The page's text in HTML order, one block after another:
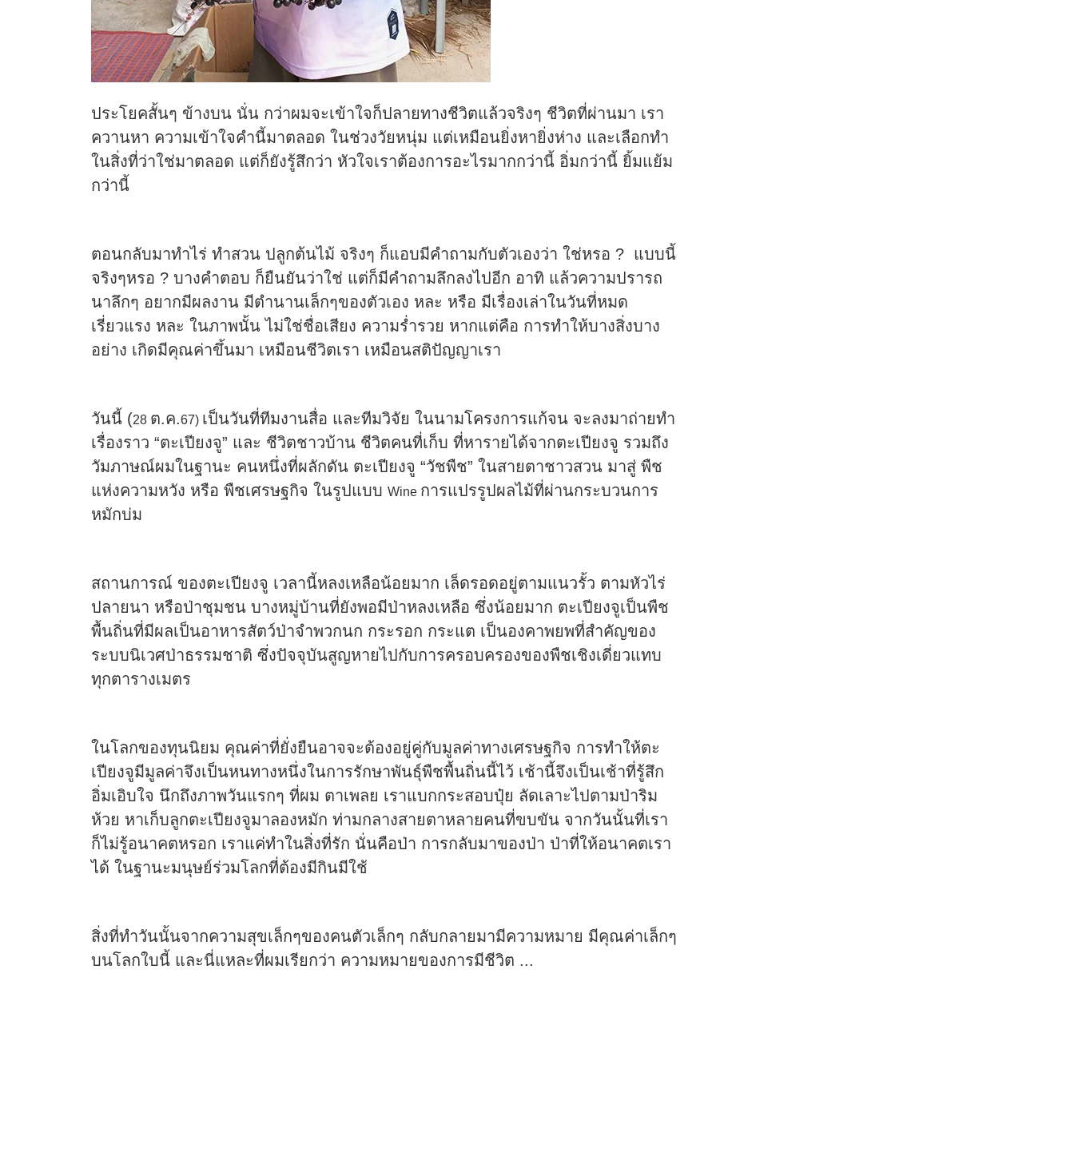
ประโยคสั้นๆ ข้างบน นั่น กว่าผมจะเข้าใจก็ปลายทางชีวิตแล้วจริงๆ ชีวิตที่ผ่านมา เรา
ควานหา ความเข้าใจคำนี้มาตลอด ในช่วงวัยหนุ่ม แต่เหมือนยิ่งหายิ่งห่าง และเลือกทำ
ในสิ่งที่ว่าใช่มาตลอด แต่ก็ยังรู้สึกว่า หัวใจเราต้องการอะไรมากกว่านี้ อิ่มกว่านี้ ยิ้มแย้ม
กว่านี้
ตอนกลับมาทำไร่ ทำสวน ปลูกต้นไม้ จริงๆ ก็แอบมีคำถามกับตัวเองว่า ใช่หรอ ? แบบนี้
จริงๆหรอ ? บางคำตอบ ก็ยืนยันว่าใช่ แต่ก็มีคำถามลึกลงไปอีก อาทิ แล้วความปรารถ
นาลึกๆ อยากมีผลงาน มีตำนานเล็กๆของตัวเอง หละ หรือ มีเรื่องเล่าในวันที่หมด
เรี่ยวแรง หละ ในภาพนั้น ไม่ใช่ชื่อเสียง ความร่ำรวย หากแต่คือ การทำให้บางสิ่งบาง
อย่าง เกิดมีคุณค่าขึ้นมา เหมือนชีวิตเรา เหมือนสติปัญญาเรา
วันนี้ (28 ต.ค.67) เป็นวันที่ทีมงานสื่อ และทีมวิจัย ในนามโครงการแก้จน จะลงมาถ่ายทำ
เรื่องราว “ตะเปียงจู” และ ชีวิตชาวบ้าน ชีวิตคนที่เก็บ ที่หารายได้จากตะเปียงจู รวมถึง
วัมภาษณ์ผมในฐานะ คนหนึ่งที่ผลักดัน ตะเปียงจู “วัชพืช” ในสายตาชาวสวน มาสู่ พืช
แห่งความหวัง หรือ พืชเศรษฐกิจ ในรูปแบบ Wine การแปรรูปผลไม้ที่ผ่านกระบวนการ
หมักบ่ม
สถานการณ์ ของตะเปียงจู เวลานี้หลงเหลือน้อยมาก เล็ดรอดอยู่ตามแนวรั้ว ตามหัวไร่
ปลายนา หรือป่าชุมชน บางหมู่บ้านที่ยังพอมีป่าหลงเหลือ ซึ่งน้อยมาก ตะเปียงจูเป็นพืช
พื้นถิ่นที่มีผลเป็นอาหารสัตว์ป่าจำพวกนก กระรอก กระแต เป็นองคาพยพที่สำคัญของ
ระบบนิเวศป่าธรรมชาติ ซึ่งปัจจุบันสูญหายไปกับการครอบครองของพืชเชิงเดี่ยวแทบ
ทุกตารางเมตร
ในโลกของทุนนิยม คุณค่าที่ยั่งยืนอาจจะต้องอยู่คู่กับมูลค่าทางเศรษฐกิจ การทำให้ตะ
เปียงจูมีมูลค่าจึงเป็นหนทางหนึ่งในการรักษาพันธุ์พืชพื้นถิ่นนี้ไว้ เช้านี้จึงเป็นเช้าที่รู้สึก
อิ่มเอิบใจ นึกถึงภาพวันแรกๆ ที่ผม ตาเพลย เราแบกกระสอบปุ๋ย ลัดเลาะไปตามป่าริม
ห้วย หาเก็บลูกตะเปียงจูมาลองหมัก ท่ามกลางสายตาหลายคนที่ขบขัน จากวันนั้นที่เรา
ก็ไม่รู้อนาคตหรอก เราแค่ทำในสิ่งที่รัก นั่นคือป่า การกลับมาของป่า ป่าที่ให้อนาคตเรา
ได้ ในฐานะมนุษย์ร่วมโลกที่ต้องมีกินมีใช้
สิ่งที่ทำวันนั้นจากความสุขเล็กๆของคนตัวเล็กๆ กลับกลายมามีความหมาย มีคุณค่าเล็กๆ
บนโลกใบนี้ และนี่แหละที่ผมเรียกว่า ความหมายของการมีชีวิต ...